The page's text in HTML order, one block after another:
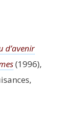
d’a­ve­nir
(1996),